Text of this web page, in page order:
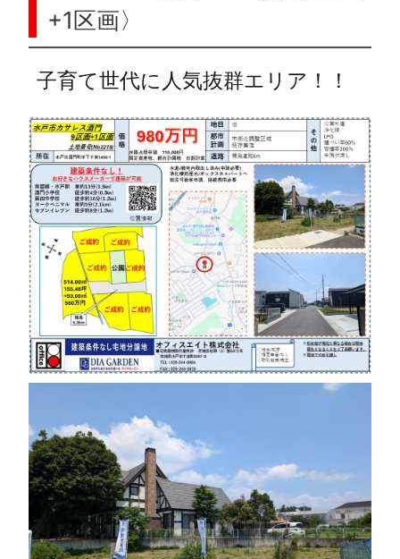
+1区画〉
子育て世代に人気抜群エリア！！